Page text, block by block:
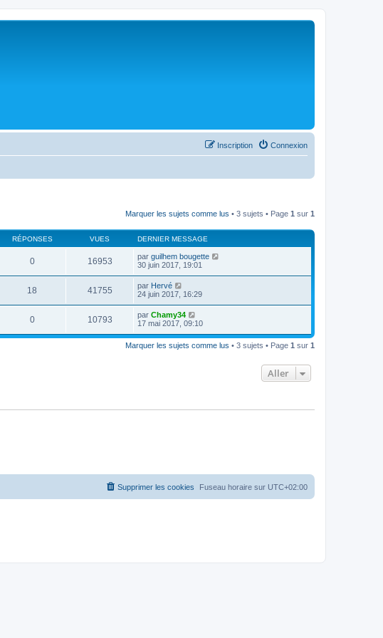
Connexion
Inscription
Marquer les sujets comme lus • 3 sujets • Page 1 sur 1
RÉPONSES VUES DERNIER MESSAGE
0 16953 par guilhem bougette
30 juin 2017, 19:01
18 41755 par Hervé
24 juin 2017, 16:29
0 10793 par Chamy34
17 mai 2017, 09:10
Marquer les sujets comme lus • 3 sujets • Page 1 sur 1
Aller
Fuseau horaire sur UTC+02:00
Supprimer les cookies